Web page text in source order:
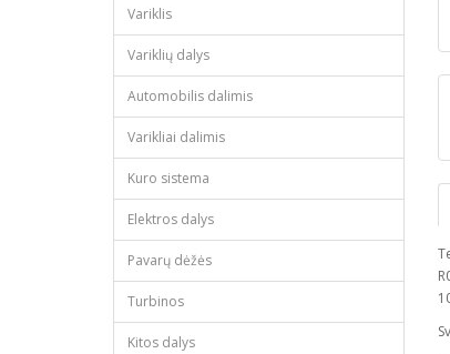
Variklis
Variklių dalys
Automobilis dalimis
Varikliai dalimis
Kuro sistema
Elektros dalys
Pavarų dėžės
Turbinos
Kitos dalys